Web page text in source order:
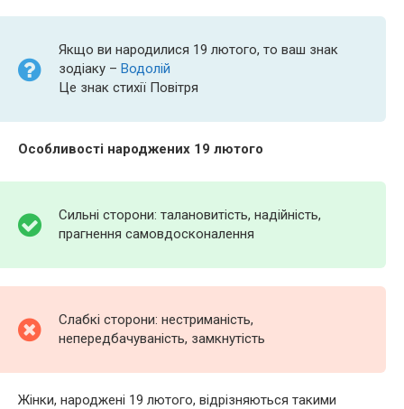
Якщо ви народилися 19 лютого, то ваш знак
зодіаку – Водолій
Це знак стихії Повітря
Особливості народжених 19 лютого
Сильні сторони: талановитість, надійність,
прагнення самовдосконалення
Слабкі сторони: нестриманість,
непередбачуваність, замкнутість
Жінки, народжені 19 лютого, відрізняються такими